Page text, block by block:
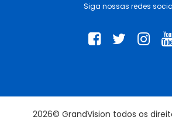
Siga nossas redes
2026© GrandVision todos os